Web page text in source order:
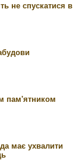
не спускатися в
пам'ятником
має ухвалити